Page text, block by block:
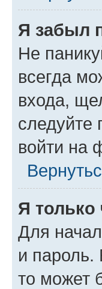
Я забыл
Не
всегда
входа,
следуйте
войти на
Я только
Для
и пароль.
то может